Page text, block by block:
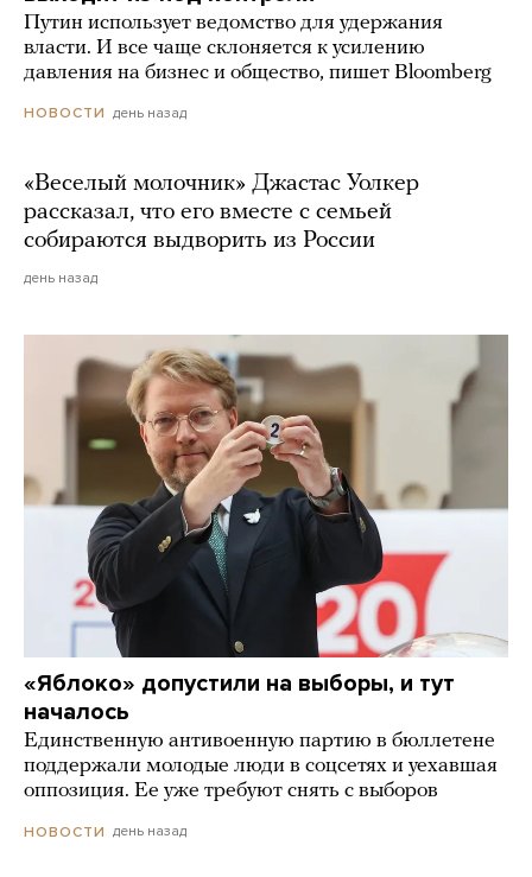
Путин использует ведомство для удержания
власти. И все чаще склоняется к усилению
давления на бизнес и общество, пишет Bloomberg
НОВОСТИ день назад
«Веселый молочник» Джастас Уолкер
рассказал, что его вместе с семьей
собираются выдворить из России
день назад
«Яблоко» допустили на выборы, и тут
началось
Единственную антивоенную партию в бюллетене
поддержали молодые люди в соцсетях и уехавшая
оппозиция. Ее уже требуют снять с выборов
НОВОСТИ день назад